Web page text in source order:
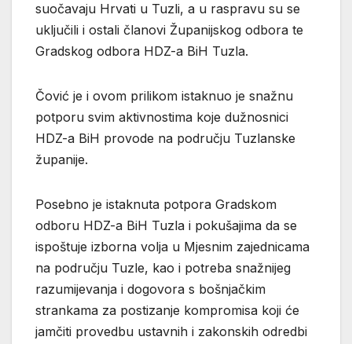
suočavaju Hrvati u Tuzli, a u raspravu su se
uključili i ostali članovi Županijskog odbora te
Gradskog odbora HDZ-a BiH Tuzla.
Čović je i ovom prilikom istaknuo je snažnu
potporu svim aktivnostima koje dužnosnici
HDZ-a BiH provode na području Tuzlanske
županije.
Posebno je istaknuta potpora Gradskom
odboru HDZ-a BiH Tuzla i pokušajima da se
ispoštuje izborna volja u Mjesnim zajednicama
na području Tuzle, kao i potreba snažnijeg
razumijevanja i dogovora s bošnjačkim
strankama za postizanje kompromisa koji će
jamčiti provedbu ustavnih i zakonskih odredbi